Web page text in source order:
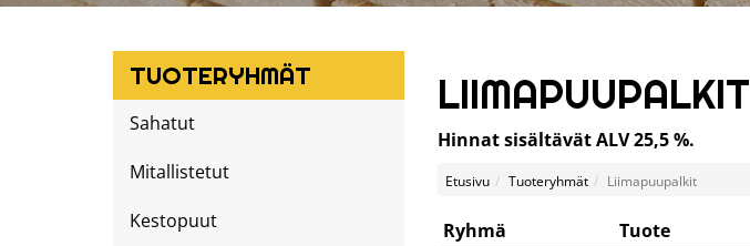
LIIMAPUUPALKIT
Hinnat sisältävät ALV 25,5 %.
Etusivu Tuoteryhmät Liimapuupalkit
Ryhmä Tuote
TUOTERYHMÄT
Sahatut
Mitallistetut
Kestopuut